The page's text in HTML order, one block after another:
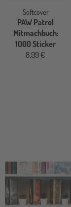
Softcover
PAW Patrol
Mitmachbuch:
1000 Sticker
8,99 €